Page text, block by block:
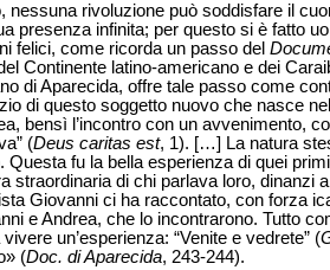
nessuna rivoluzione può soddisfare il
presenza infinita; per questo si è fatto
felici, come ricorda un passo del
Continente latino-americano e dei
di Aparecida, offre tale passo come
di questo soggetto nuovo che nasce
bensì l’incontro con un avvenimento,
(Deus caritas est, 1). […] La natura
Questa fu la bella esperienza di quei
straordinaria di chi parlava loro, dinanzi
Giovanni ci ha raccontato, con forza
e Andrea, che lo incontrarono. Tutto
un’esperienza: “Venite e vedrete” (
(Doc. di Aparecida, 243-244).